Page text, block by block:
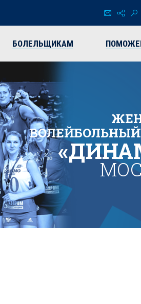
БОЛЕЛЬЩИКАМ